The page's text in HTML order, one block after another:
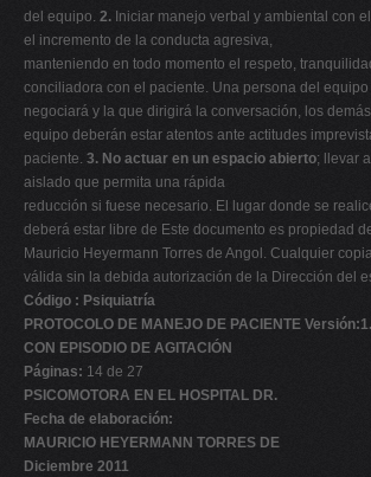
del equipo. 2. Iniciar manejo verbal y ambiental con
el incremento de la conducta agresiva,
manteniendo en todo momento el respeto,
conciliadora con el paciente. Una persona del
negociará y la que dirigirá la conversación, los
equipo deberán estar atentos ante actitudes
paciente. 3. No actuar en un espacio abierto; llevar
aislado que permita una rápida
reducción si fuese necesario. El lugar donde se
deberá estar libre de Este documento es propiedad
Mauricio Heyermann Torres de Angol. Cualquier
válida sin la debida autorización de la Dirección del
Código : Psiquiatría
PROTOCOLO DE MANEJO DE PACIENTE
CON EPISODIO DE AGITACIÓN
Páginas: 14 de 27
PSICOMOTORA EN EL HOSPITAL DR.
Fecha de elaboración:
MAURICIO HEYERMANN TORRES DE
Diciembre 2011